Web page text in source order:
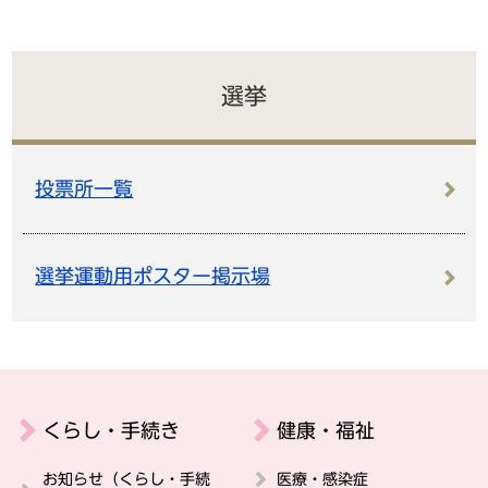
選挙
投票所一覧
選挙運動用ポスター掲示場
くらし・手続き
お知らせ（くらし・手続
健康・福祉
医療・感染症